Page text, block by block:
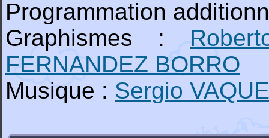
Programmation
Graphismes :
FERNANDEZ BORRO
Musique : Sergio